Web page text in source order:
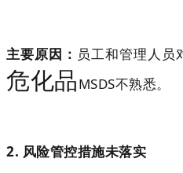
主要原因： 员工和管理人员
危化品MSDS不熟悉。
2. 风险管控措施未落实